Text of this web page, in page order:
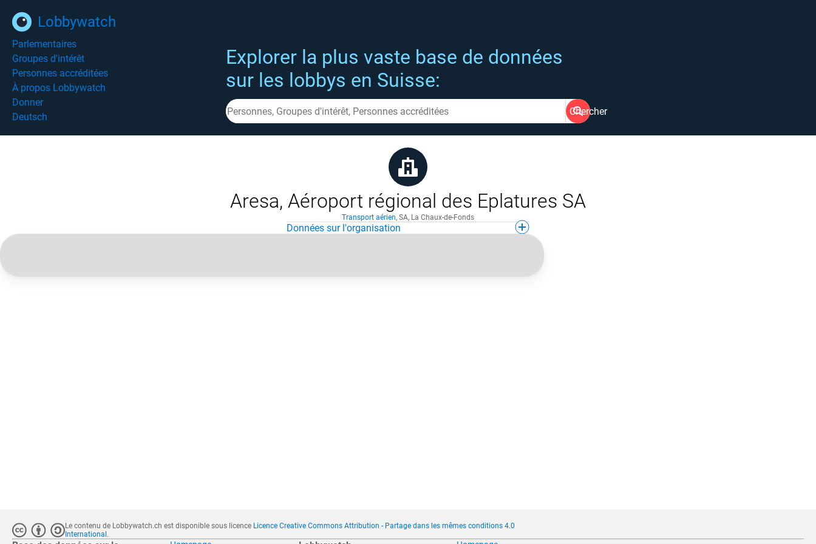
Lobbywatch
Parlementaires
Groupes d'intérêt
Personnes accréditées
À propos Lobbywatch
Donner
Deutsch
Explorer la plus vaste base de données
sur les lobbys en Suisse:
Chercher
Aresa, Aéroport régional des Eplatures SA
Transport aérien, SA, La Chaux-de-Fonds
Données sur l'organisation
Le contenu de Lobbywatch.ch est disponible sous licence Licence Creative Commons Attribution - Partage dans les mêmes conditions 4.0
International .